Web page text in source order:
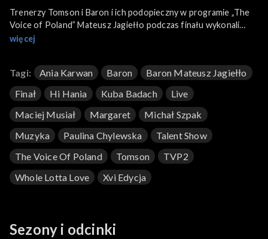
Trenerzy Tomson i Baron i ich podopieczny w programie „The
Voice of Poland” Mateusz Jagiełło podczas finału wykonali
piosenkę „Whole Lotta Love”. To utwór brytyjskiego zespołu
1969 roku. Tomson, Baron i Mateusz Jagiełło swoją wersję
przeboju zaprezentowali 29 listopada 2025 roku na antenie
TVP2.
więcej
Tagi: Ania Karwan Baron
Baron Mateusz Jagiełło
Finał
Hi Hania Kuba Badach
Live
Maciej Musiał
Margaret
Michał Szpak
Muzyka
Paulina Chylewska
Talent Show
The Voice Of Poland
Tomson
TVP2
Whole Lotta Love
Xvi Edycja
Sezony i odcinki